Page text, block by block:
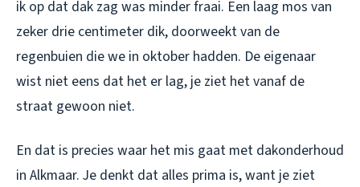
ik op dat dak zag was minder fraai. Een laag mos van
zeker drie centimeter dik, doorweekt van de
regenbuien die we in oktober hadden. De eigenaar
wist niet eens dat het er lag, je ziet het vanaf de
straat gewoon niet.
En dat is precies waar het mis gaat met dakonderhoud
in Alkmaar. Je denkt dat alles prima is, want je ziet